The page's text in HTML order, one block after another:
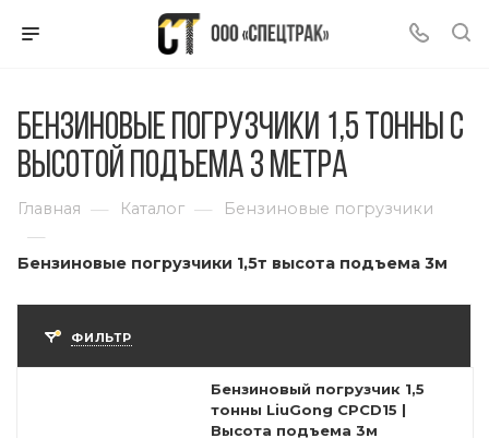
Бензиновые погрузчики 1,5 тонны с
высотой подъема 3 метра
Главная — Каталог — Бензиновые погрузчики
—
Бензиновые погрузчики 1,5т высота подъема 3м
ФИЛЬТР
Бензиновый погрузчик 1,5
тонны LiuGong CPCD15 |
Высота подъема 3м